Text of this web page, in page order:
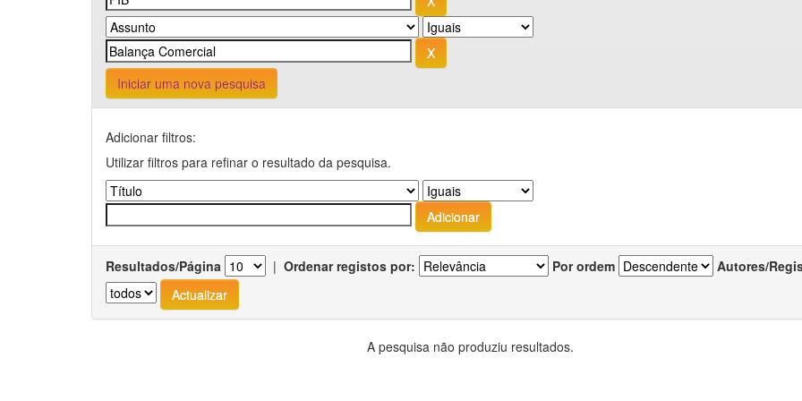
Iniciar uma nova pesquisa
Adicionar filtros:
Utilizar filtros para refinar o resultado da pesquisa.
Resultados/Página | Ordenar registos por: Por ordem Autores/
A pesquisa não produziu resultados.